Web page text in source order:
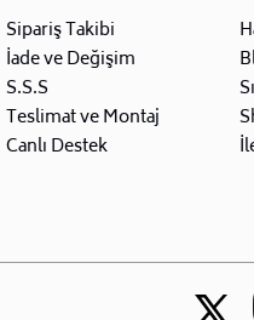
Sipariş Takibi
İade ve Değişim
S.S.S
Teslimat ve Montaj
Canlı Destek